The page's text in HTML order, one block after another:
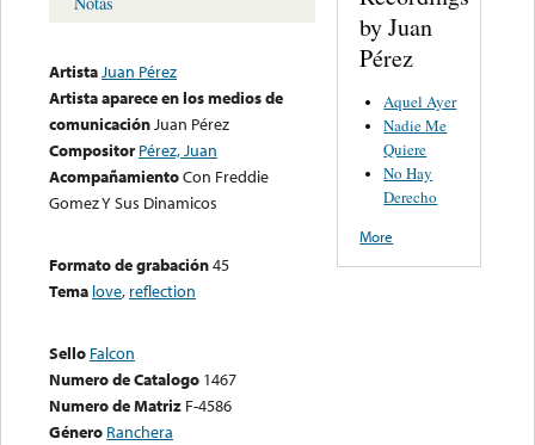
ArtistaJuan Pérez
Artista aparece en los medios de
comunicaciónJuan Pérez
Compositor Pérez, Juan
AcompañamientoCon Freddie
Gomez Y Sus Dinamicos
Formato de grabación45
Tema love, reflection
Sello Falcon
Numero de Catalogo 1467
Numero de Matriz F-4586
Género Ranchera
by Juan
Pérez
Aquel Ayer
Nadie Me
Quiere
No Hay
Derecho
More